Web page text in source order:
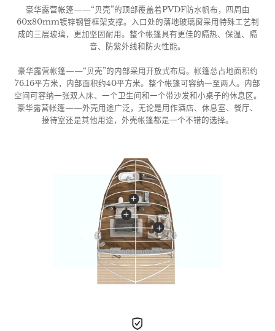
豪华露营帐篷——“贝壳”的顶部覆盖着PVDF防水帆布，四周由
60x80mm镀锌钢管框架支撑。入口处的落地玻璃窗采用特殊工艺制
成的三层玻璃，更加坚固耐用。整个帐篷具有更佳的隔热、保温、隔
音、防紫外线和防火性能。
豪华露营帐篷——“贝壳”的内部采用开放式布局。帐篷总占地面积约
76.16平方米，内部面积约40平方米。整个帐篷可容纳一至两人。内部
空间可容纳一张双人床、一个卫生间和一个带沙发和小桌子的休息区。
豪华露营帐篷——外壳用途广泛，无论是用作酒店、休息室、餐厅、
接待室还是其他用途，外壳帐篷都是一个不错的选择。